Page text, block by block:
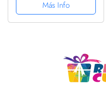
Intercambiable
Más Info